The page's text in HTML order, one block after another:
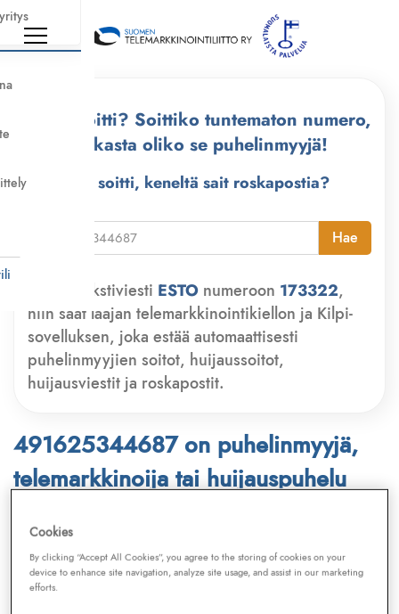
Kuka soitti? Soittiko tuntematon numero,
tarkasta oliko se puhelinmyyjä!
Kuka soitti, keneltä sait roskapostia?
Hae
Lähetä tekstiviesti ESTO numeroon 173322,
niin saat laajan telemarkkinointikiellon ja Kilpi-
sovelluksen, joka estää automaattisesti
puhelinmyyjien soitot, huijaussoitot,
huijausviestit ja roskapostit.
491625344687 on puhelinmyyjä,
telemarkkinoija tai huijauspuhelu
Puhelinnumero
Telemarkkinointiliiton jaKilpi-sovelluksen
tietokannasta, joka kattaa satoja tuhansia
Cookies
By clicking “Accept All Cookies”, you agree to the storing of cookies on your
device to enhance site navigation, analyze site usage, and assist in our marketing
efforts.